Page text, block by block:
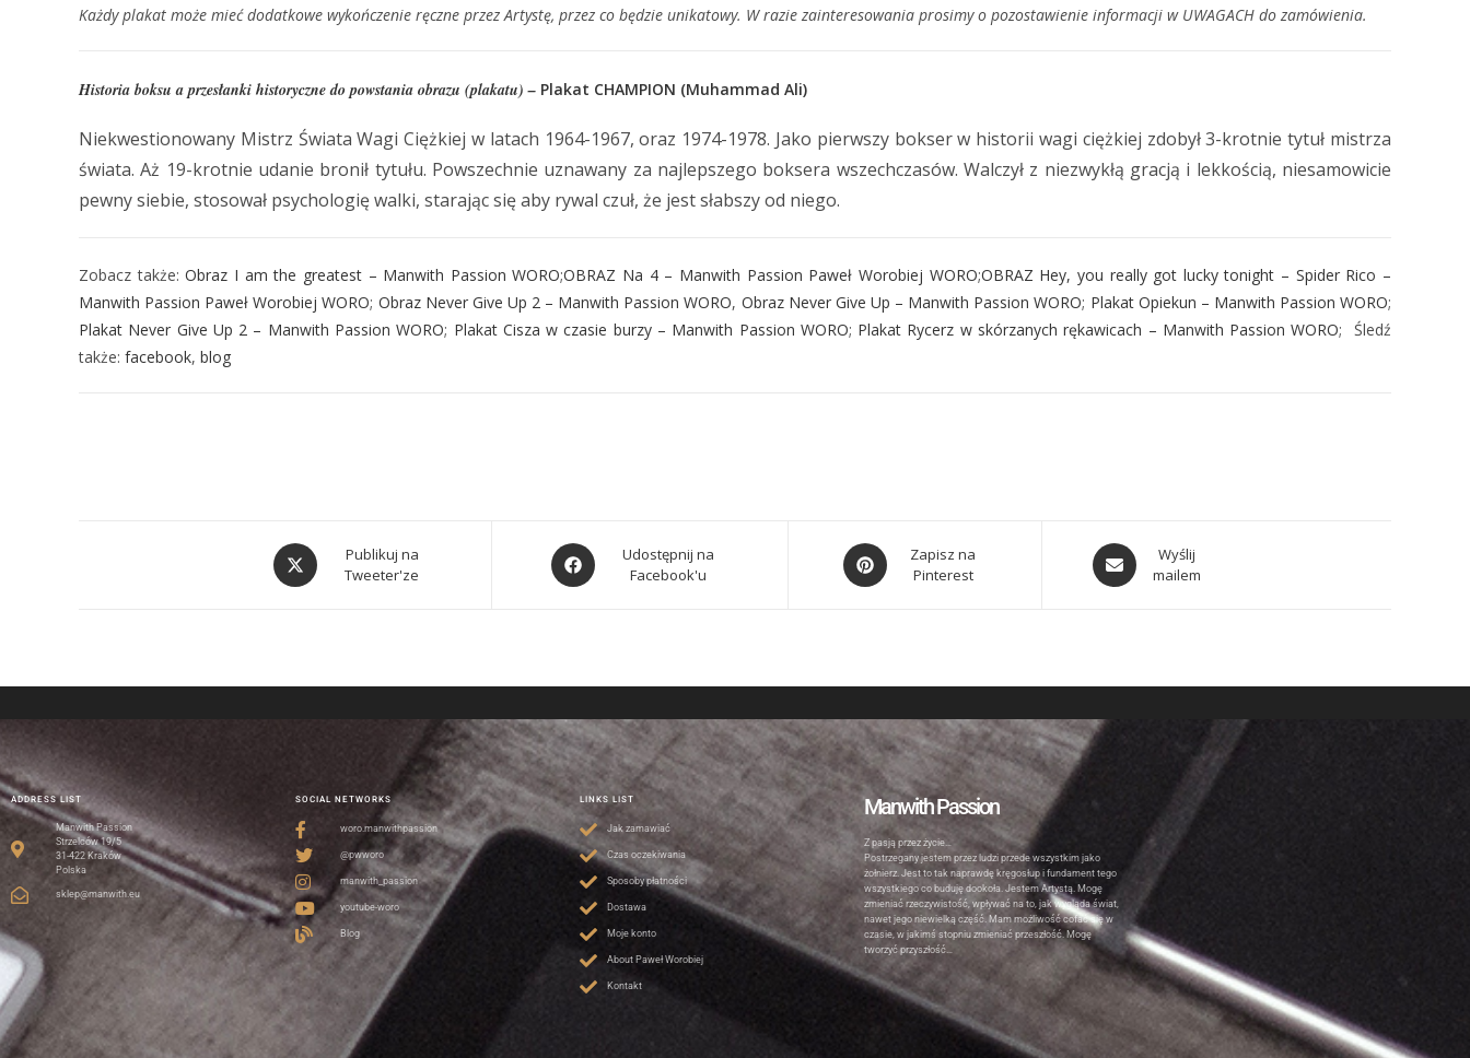
Każdy plakat może mieć dodatkowe wykończenie ręczne przez Artystę, przez co będzie unikatowy. W razie zainteresowania prosimy o pozostawienie informacji w UWAGACH do zamówienia.
Historia boksu a przesłanki historyczne do powstania obrazu (plakatu) – Plakat CHAMPION (Muhammad Ali)
Niekwestionowany Mistrz Świata Wagi Ciężkiej w latach 1964-1967, oraz 1974-1978. Jako pierwszy bokser w historii wagi ciężkiej zdobył 3-krotnie tytuł mistrza
świata. Aż 19-krotnie udanie bronił tytułu. Powszechnie uznawany za najlepszego boksera wszechczasów. Walczył z niezwykłą gracją i lekkością, niesamowicie
pewny siebie, stosował psychologię walki, starając się aby rywal czuł, że jest słabszy od niego.
Zobacz także:Obraz I am the greatest – Manwith Passion WORO;OBRAZ Na 4 – Manwith Passion Paweł Worobiej WORO;OBRAZ Hey, you really got lucky tonight – Spider Rico –
Manwith Passion Paweł Worobiej WORO; Obraz Never Give Up 2 – Manwith Passion WORO, Obraz Never Give Up – Manwith Passion WORO; Plakat Opiekun – Manwith Passion WORO;
Plakat Never Give Up 2 – Manwith Passion WORO; Plakat Cisza w czasie burzy – Manwith Passion WORO; Plakat Rycerz w skórzanych rękawicach – Manwith Passion WORO; Śledź
także: facebook, blog
Publikuj na
Tweeter'ze
Udostępnij na
Facebook'u
Zapisz na
Pinterest
Wyślij
mailem
ADDRESS LIST
Manwith Passion
Strzelców 19/5
31-422 Kraków
Polska
sklep@manwith.eu
SOCIAL NETWORKS
woro.manwithpassion
@pwworo
manwith_passion
youtube-woro
Blog
LINKS LIST
Jak zamawiać
Czas oczekiwania
Sposoby płatności
Dostawa
Moje konto
About Paweł Worobiej
Kontakt
Manwith Passion
Z pasją przez życie…
Postrzegany jestem przez ludzi przede wszystkim jako
żołnierz. Jest to tak naprawdę kręgosłup i fundament tego
wszystkiego co buduję dookoła. Jestem Artystą. Mogę
zmieniać rzeczywistość, wpływać na to, jak wygląda świat,
nawet jego niewielką część. Mam możliwość cofać się w
czasie, w jakimś stopniu zmieniać przeszłość. Mogę
tworzyć przyszłość…